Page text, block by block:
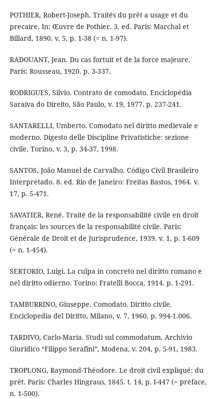
POTHIER, Robert-Joseph. Traités du prêt a usage et du
precaire. In: Œuvre de Pothier. 3. ed. Paris: Marchal et
Billard, 1890. v. 5, p. 1-38 (= n. 1-97).
RADOUANT, Jean. Du cas fortuit et de la force majeure.
Paris: Rousseau, 1920. p. 3-337.
RODRIGUES, Silvio. Contrato de comodato. Enciclopédia
Saraiva do Direito, São Paulo, v. 19, 1977. p. 237-241.
SANTARELLI, Umberto. Comodato nel diritto medievale e
moderno. Digesto delle Discipline Privatistiche: sezione
civile, Torino, v. 3, p. 34-37, 1998.
SANTOS, João Manuel de Carvalho. Código Civil Brasileiro
Interpretado. 8. ed. Rio de Janeiro: Freitas Bastos, 1964. v.
17, p. 5-471.
SAVATIER, René. Traité de la responsabilité civile en droit
français: les sources de la responsabilité civile. Paris:
Générale de Droit et de Jurisprudence, 1939. v. 1, p. 1-609
(= n. 1-454).
SERTORIO, Luigi. La culpa in concreto nel diritto romano e
nel diritto odierno. Torino: Fratelli Bocca, 1914. p. 1-291.
TAMBURRINO, Giuseppe. Comodato. Diritto civile.
Enciclopedia del Diritto, Milano, v. 7, 1960. p. 994-1.006.
TARDIVO, Carlo-Maria. Studi sul commodatum. Archivio
Giuridico “Filippo Serafini”, Modena, v. 204, p. 5-91, 1983.
TROPLONG, Raymond-Théodore. Le droit civil expliqué: du
prêt. Paris: Charles Hingraus, 1845. t. 14, p. I-447 (= préface,
n. 1-500).